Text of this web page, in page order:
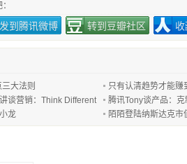
发到腾讯微博 转到豆瓣社区
大法则
只有认清趋势才能赚
谈营销：Think Different
腾讯Tony谈产品：
龙
陌陌登陆纳斯达克市